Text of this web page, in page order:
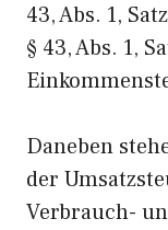
43, Abs. 1,
§ 43, Abs. 1,
Daneben
der
Verbrauch-